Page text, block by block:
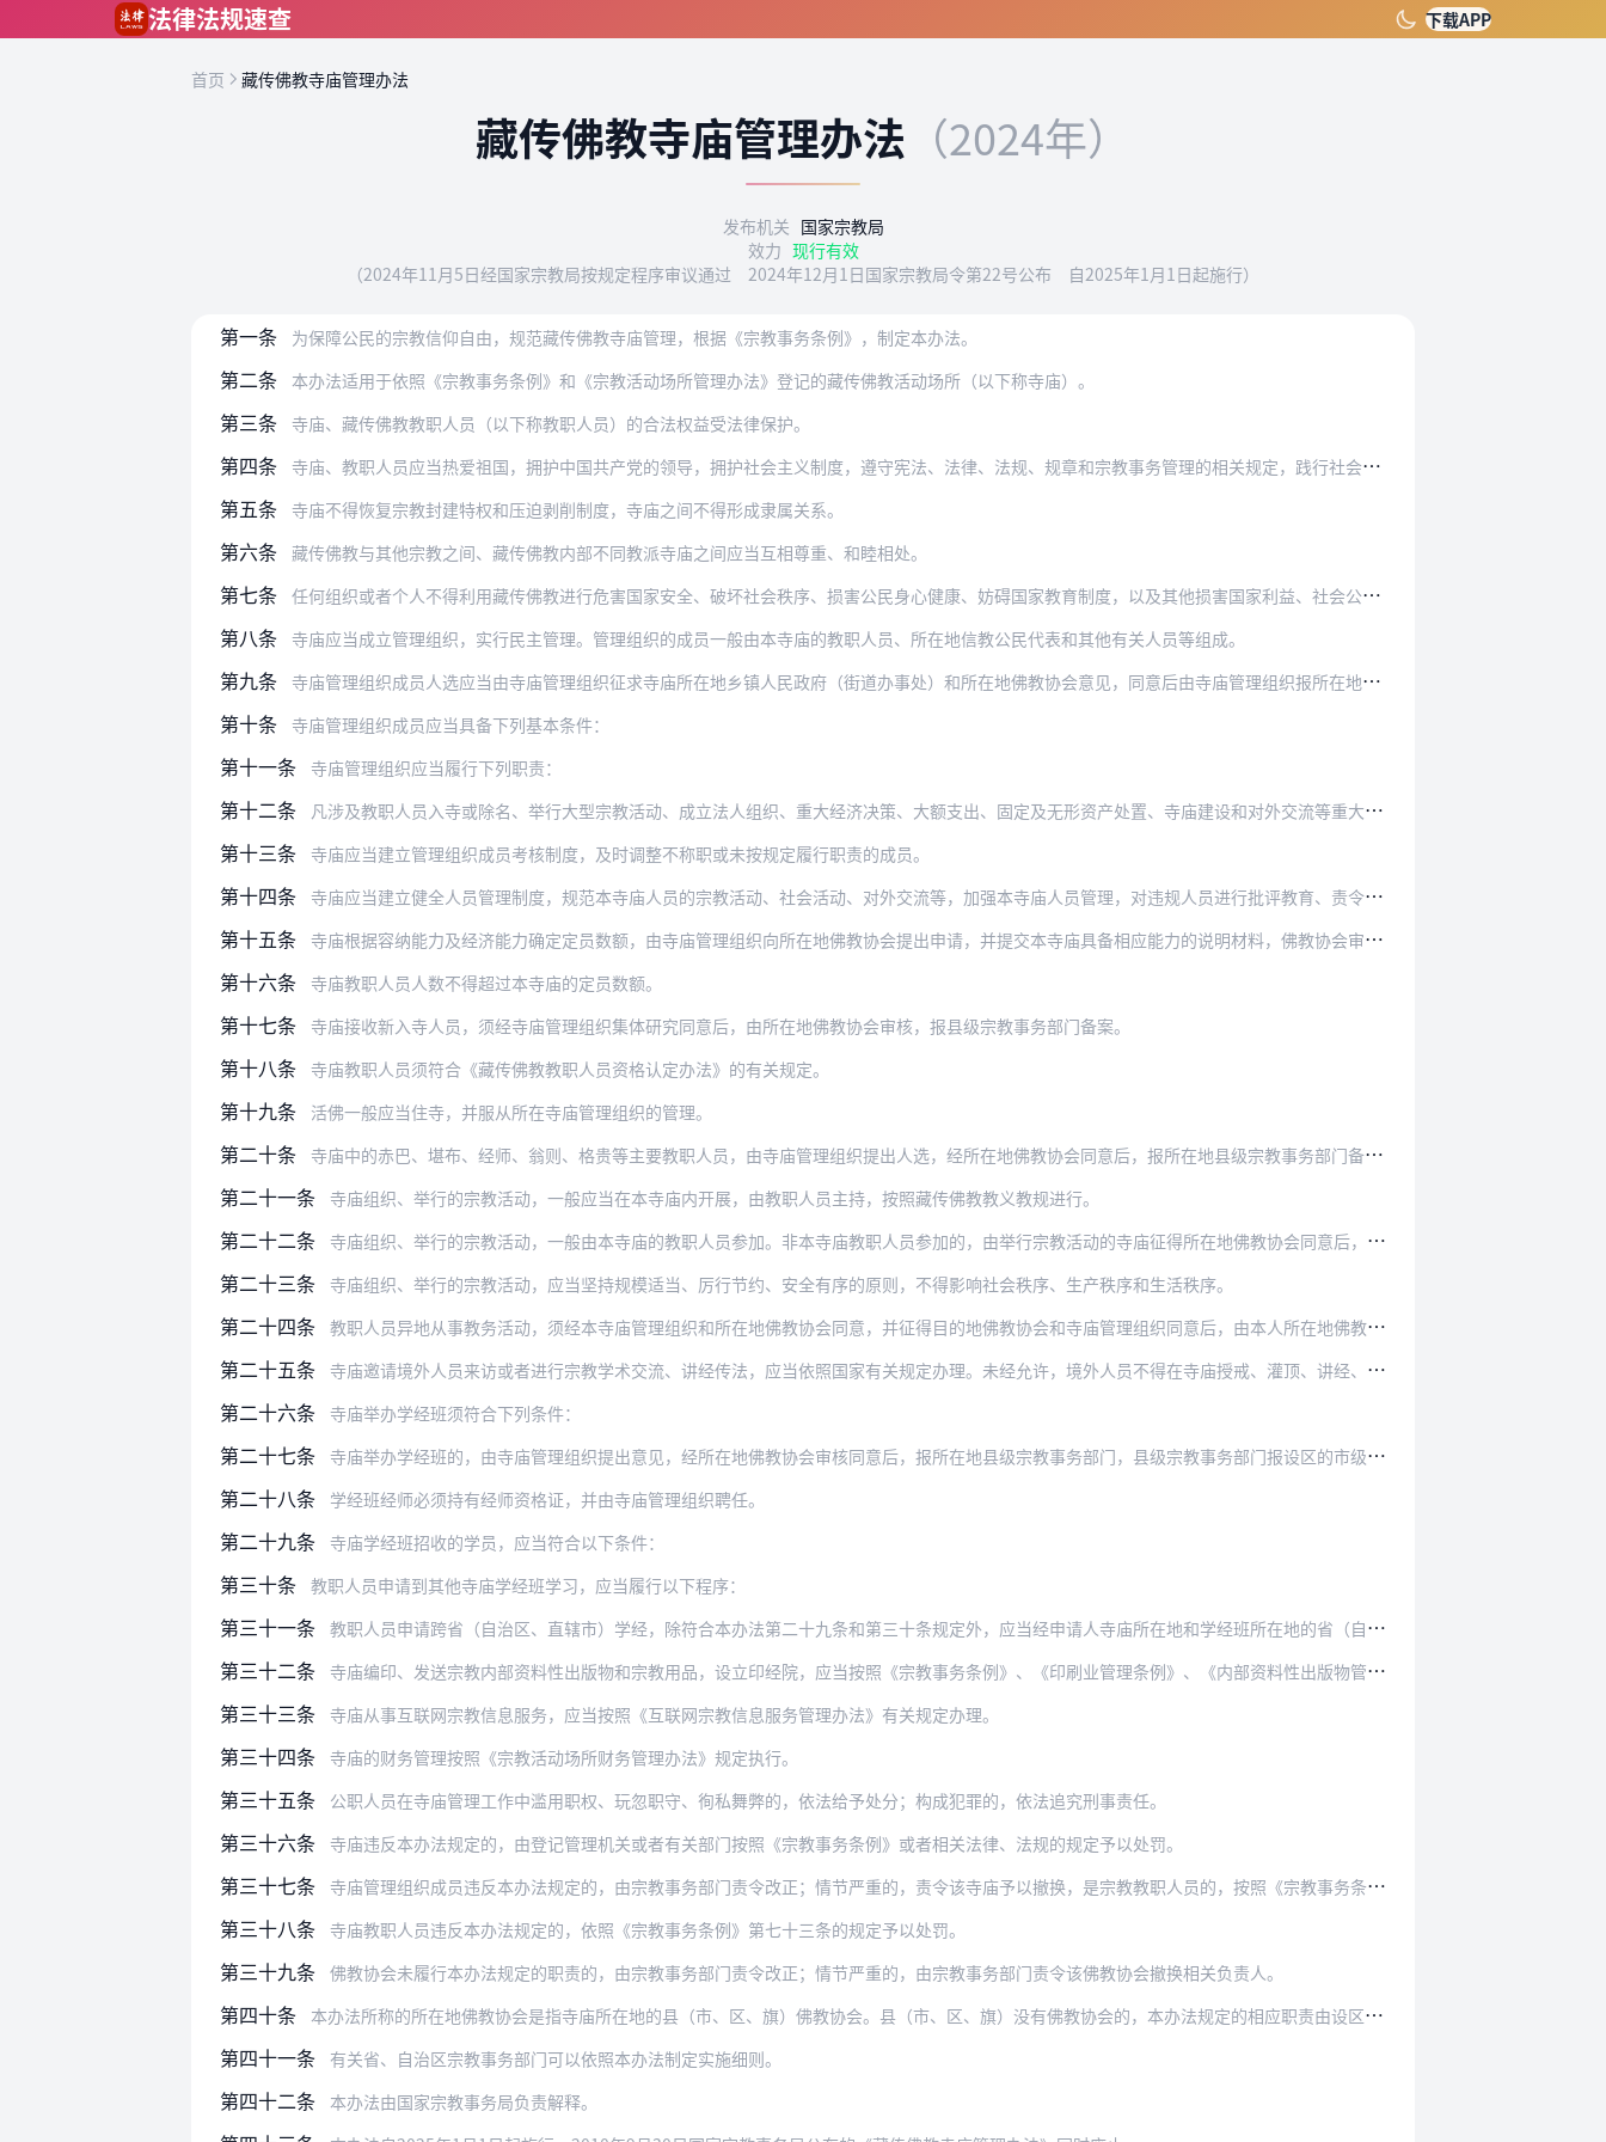
法律法规速查 下载APP
首页 藏传佛教寺庙管理办法
藏传佛教寺庙管理办法 （2024年）
发布机关 国家宗教局
效力 现行有效
（2024年11月5日经国家宗教局按规定程序审议通过 2024年12月1日国家宗教局令第22号公布 自2025年1月1日起施行）
第一条 为保障公民的宗教信仰自由，规范藏传佛教寺庙管理，根据《宗教事务条例》，制定本办法。
第二条 本办法适用于依照《宗教事务条例》和《宗教活动场所管理办法》登记的藏传佛教活动场所（以下称寺庙）。
第三条 寺庙、藏传佛教教职人员（以下称教职人员）的合法权益受法律保护。
第四条 寺庙、教职人员应当热爱祖国，拥护中国共产党的领导，拥护社会主义制度，遵守宪法、法律、法规、规章和宗教事务管理的相关规定，践行社会主义核心价值观，铸牢中华民族共同…
第五条 寺庙不得恢复宗教封建特权和压迫剥削制度，寺庙之间不得形成隶属关系。
第六条 藏传佛教与其他宗教之间、藏传佛教内部不同教派寺庙之间应当互相尊重、和睦相处。
第七条 任何组织或者个人不得利用藏传佛教进行危害国家安全、破坏社会秩序、损害公民身心健康、妨碍国家教育制度，以及其他损害国家利益、社会公共利益和公民合法权益的活动。
第八条 寺庙应当成立管理组织，实行民主管理。管理组织的成员一般由本寺庙的教职人员、所在地信教公民代表和其他有关人员等组成。
第九条 寺庙管理组织成员人选应当由寺庙管理组织征求寺庙所在地乡镇人民政府（街道办事处）和所在地佛教协会意见，同意后由寺庙管理组织报所在地县级宗教事务部门备案。
第十条 寺庙管理组织成员应当具备下列基本条件：
第十一条 寺庙管理组织应当履行下列职责：
第十二条 凡涉及教职人员入寺或除名、举行大型宗教活动、成立法人组织、重大经济决策、大额支出、固定及无形资产处置、寺庙建设和对外交流等重大事项，寺庙管理组织应当召开会议，集…
第十三条 寺庙应当建立管理组织成员考核制度，及时调整不称职或未按规定履行职责的成员。
第十四条 寺庙应当建立健全人员管理制度，规范本寺庙人员的宗教活动、社会活动、对外交流等，加强本寺庙人员管理，对违规人员进行批评教育、责令改正并给予相应惩处。
第十五条 寺庙根据容纳能力及经济能力确定定员数额，由寺庙管理组织向所在地佛教协会提出申请，并提交本寺庙具备相应能力的说明材料，佛教协会审核同意后，报县级宗教事务部门，由县…
第十六条 寺庙教职人员人数不得超过本寺庙的定员数额。
第十七条 寺庙接收新入寺人员，须经寺庙管理组织集体研究同意后，由所在地佛教协会审核，报县级宗教事务部门备案。
第十八条 寺庙教职人员须符合《藏传佛教教职人员资格认定办法》的有关规定。
第十九条 活佛一般应当住寺，并服从所在寺庙管理组织的管理。
第二十条 寺庙中的赤巴、堪布、经师、翁则、格贵等主要教职人员，由寺庙管理组织提出人选，经所在地佛教协会同意后，报所在地县级宗教事务部门备案。
第二十一条 寺庙组织、举行的宗教活动，一般应当在本寺庙内开展，由教职人员主持，按照藏传佛教教义教规进行。
第二十二条 寺庙组织、举行的宗教活动，一般由本寺庙的教职人员参加。非本寺庙教职人员参加的，由举行宗教活动的寺庙征得所在地佛教协会同意后，报县级宗教事务部门备案。
第二十三条 寺庙组织、举行的宗教活动，应当坚持规模适当、厉行节约、安全有序的原则，不得影响社会秩序、生产秩序和生活秩序。
第二十四条 教职人员异地从事教务活动，须经本寺庙管理组织和所在地佛教协会同意，并征得目的地佛教协会和寺庙管理组织同意后，由本人所在地佛教协会和目的地佛教协会分别报当地县级及…
第二十五条 寺庙邀请境外人员来访或者进行宗教学术交流、讲经传法，应当依照国家有关规定办理。未经允许，境外人员不得在寺庙授戒、灌顶、讲经、传法、主持宗教活动。
第二十六条 寺庙举办学经班须符合下列条件：
第二十七条 寺庙举办学经班的，由寺庙管理组织提出意见，经所在地佛教协会审核同意后，报所在地县级宗教事务部门，县级宗教事务部门报设区的市级宗教事务部门批准后，报省级宗教事务部…
第二十八条 学经班经师必须持有经师资格证，并由寺庙管理组织聘任。
第二十九条 寺庙学经班招收的学员，应当符合以下条件：
第三十条 教职人员申请到其他寺庙学经班学习，应当履行以下程序：
第三十一条 教职人员申请跨省（自治区、直辖市）学经，除符合本办法第二十九条和第三十条规定外，应当经申请人寺庙所在地和学经班所在地的省（自治区、直辖市）佛教协会同意后，分别报…
第三十二条 寺庙编印、发送宗教内部资料性出版物和宗教用品，设立印经院，应当按照《宗教事务条例》、《印刷业管理条例》、《内部资料性出版物管理办法》等有关规定办理。
第三十三条 寺庙从事互联网宗教信息服务，应当按照《互联网宗教信息服务管理办法》有关规定办理。
第三十四条 寺庙的财务管理按照《宗教活动场所财务管理办法》规定执行。
第三十五条 公职人员在寺庙管理工作中滥用职权、玩忽职守、徇私舞弊的，依法给予处分；构成犯罪的，依法追究刑事责任。
第三十六条 寺庙违反本办法规定的，由登记管理机关或者有关部门按照《宗教事务条例》或者相关法律、法规的规定予以处罚。
第三十七条 寺庙管理组织成员违反本办法规定的，由宗教事务部门责令改正；情节严重的，责令该寺庙予以撤换，是宗教教职人员的，按照《宗教事务条例》的规定予以处罚；构成犯罪的，依法…
第三十八条 寺庙教职人员违反本办法规定的，依照《宗教事务条例》第七十三条的规定予以处罚。
第三十九条 佛教协会未履行本办法规定的职责的，由宗教事务部门责令改正；情节严重的，由宗教事务部门责令该佛教协会撤换相关负责人。
第四十条 本办法所称的所在地佛教协会是指寺庙所在地的县（市、区、旗）佛教协会。县（市、区、旗）没有佛教协会的，本办法规定的相应职责由设区的市（地、州、盟）佛教协会履行。
第四十一条 有关省、自治区宗教事务部门可以依照本办法制定实施细则。
第四十二条 本办法由国家宗教事务局负责解释。